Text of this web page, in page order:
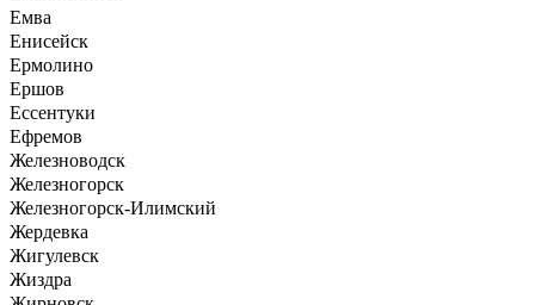
Емва
Енисейск
Ермолино
Ершов
Ессентуки
Ефремов
Железноводск
Железногорск
Железногорск-Илимский
Жердевка
Жигулевск
Жиздра